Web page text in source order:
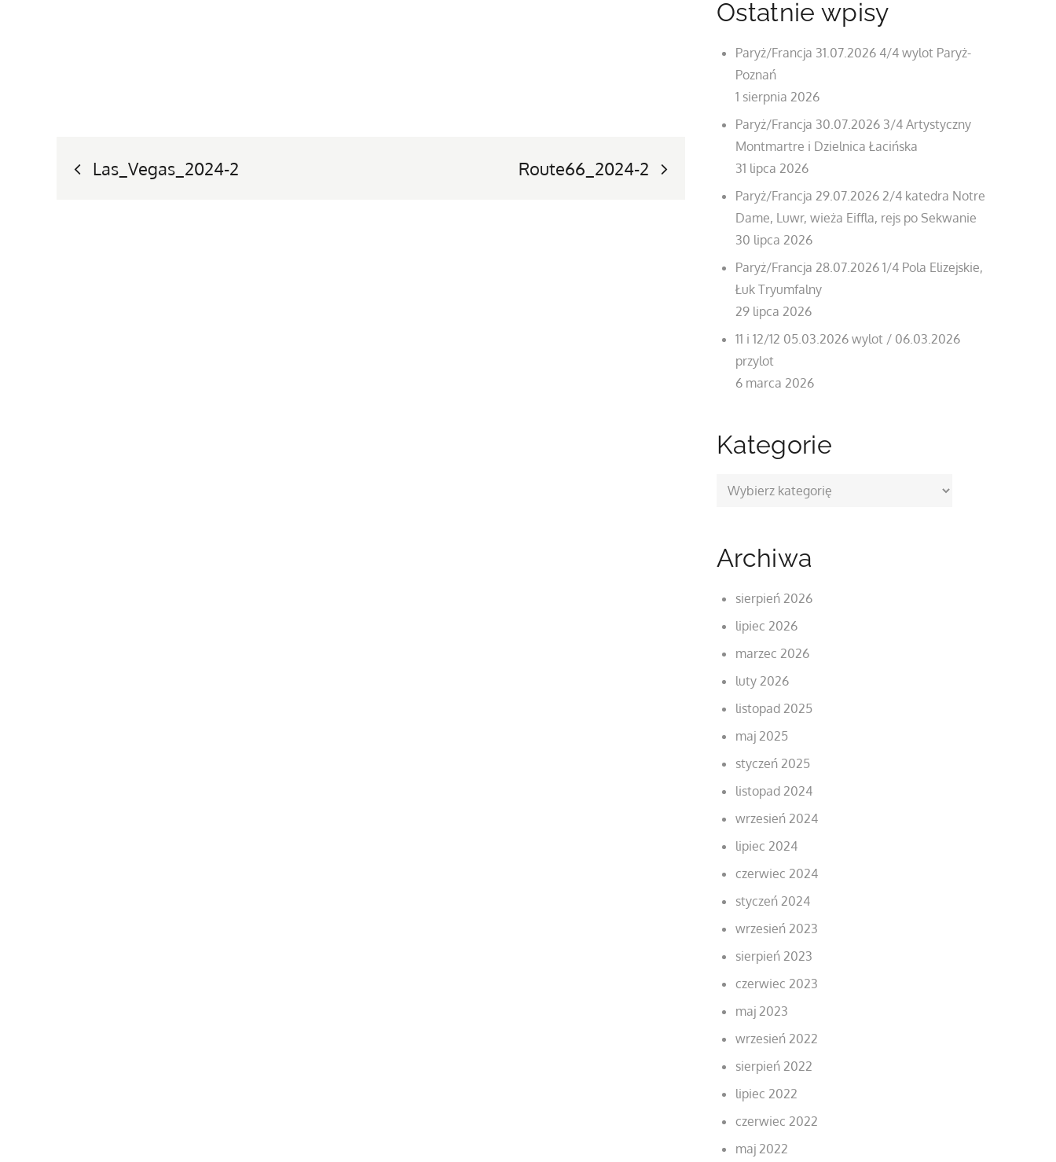
Nawigacja
Las_Vegas_2024-2 Route66_2024-2
Ostatnie wpisy
Paryż/Francja 31.07.2026 4/4 wylot Paryż-
Poznań
1 sierpnia 2026
Paryż/Francja 30.07.2026 3/4 Artystyczny
Montmartre i Dzielnica Łacińska
31 lipca 2026
Paryż/Francja 29.07.2026 2/4 katedra Notre
Dame, Luwr, wieża Eiffla, rejs po Sekwanie
30 lipca 2026
Paryż/Francja 28.07.2026 1/4 Pola Elizejskie,
Łuk Tryumfalny
29 lipca 2026
11 i 12/12 05.03.2026 wylot / 06.03.2026
przylot
6 marca 2026
Kategorie
Kategorie
Archiwa
sierpień 2026
lipiec 2026
marzec 2026
luty 2026
listopad 2025
maj 2025
styczeń 2025
listopad 2024
wrzesień 2024
lipiec 2024
czerwiec 2024
styczeń 2024
wrzesień 2023
sierpień 2023
czerwiec 2023
maj 2023
wrzesień 2022
sierpień 2022
lipiec 2022
czerwiec 2022
maj 2022